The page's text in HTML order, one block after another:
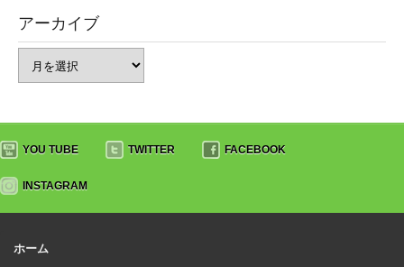
アーカイブ
YOU TUBE TWITTER FACEBOOK
INSTAGRAM
ホーム